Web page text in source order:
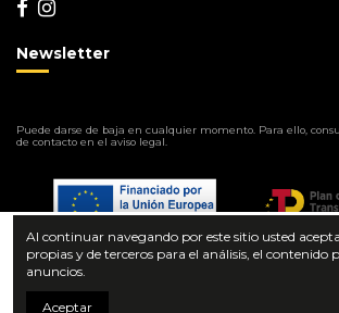
Añadir al
Newsletter
Puede darse de baja en cualquier momento. Para ello,
de contacto en el aviso legal.
Al continuar navegando por este sitio usted
propias y de terceros para el análisis, el contenido
anuncios.
Aceptar